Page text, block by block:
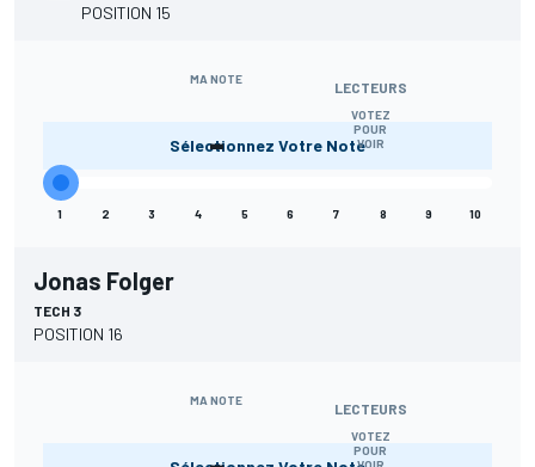
POSITION 15
MA NOTE
-
LECTEURS
VOTEZ
POUR
VOIR
Sélectionnez Votre Note
1 2 3 4 5 6 7 8 9 10
Jonas Folger
TECH 3
POSITION 16
MA NOTE LECTEURS
VOTEZ
POUR
VOIR